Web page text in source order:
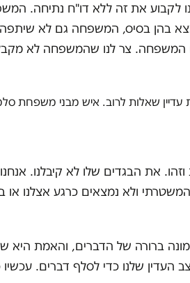
לקבוע את זה ללא דו"ח נתיחה.
בהן בסיס, המשפחה גם לא שיתפה
המשפחה. צר לנו שהמשפחה לא
עדיין שאלות לרוב. איש מבני משפחת
את הבגדים שלו לא קיבלנו. אנחנו
ולא נמצאים כרגע אצלנו או
ברורה של הדברים, והאמת היא
שלנו כדי לסלף דברים. עכשיו